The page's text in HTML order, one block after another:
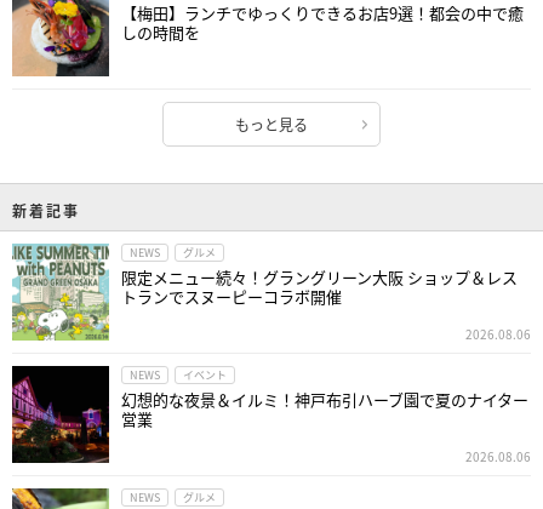
【梅田】ランチでゆっくりできるお店9選！都会の中で癒
しの時間を
もっと見る
新着記事
NEWS グルメ
限定メニュー続々！グラングリーン大阪 ショップ＆レス
トランでスヌーピーコラボ開催
2026.08.06
NEWS イベント
幻想的な夜景＆イルミ！神戸布引ハーブ園で夏のナイター
営業
2026.08.06
NEWS グルメ